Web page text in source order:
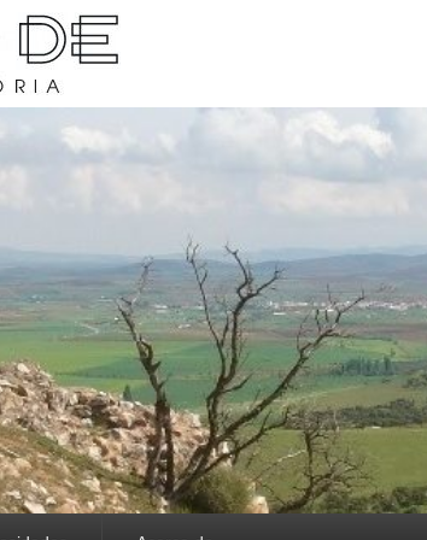
y su historia